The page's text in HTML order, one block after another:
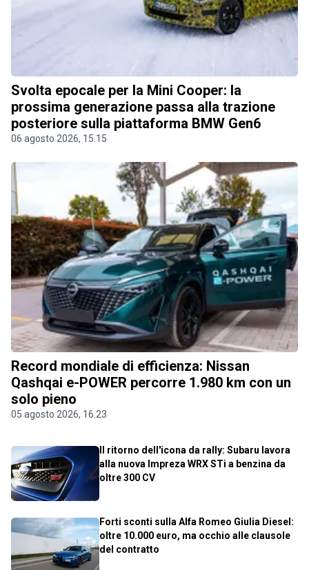
Svolta epocale per la Mini Cooper: la
prossima generazione passa alla trazione
posteriore sulla piattaforma BMW Gen6
06 agosto 2026, 15.15
Record mondiale di efficienza: Nissan
Qashqai e-POWER percorre 1.980 km con un
solo pieno
05 agosto 2026, 16.23
Il ritorno dell'icona da rally: Subaru lavora
alla nuova Impreza WRX STi a benzina da
oltre 300 CV
Forti sconti sulla Alfa Romeo Giulia Diesel:
oltre 10.000 euro, ma occhio alle clausole
del contratto